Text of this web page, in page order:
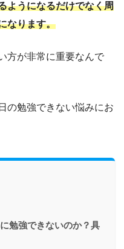
ようになるだけでなく周
なります。
方が非常に重要なんで
の勉強できない悩みにお
勉強できないのか？具